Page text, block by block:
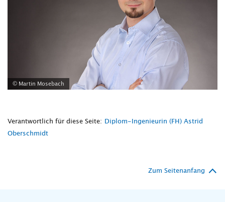
© Martin Mosebach
Verantwortlich für diese Seite:
Diplom-Ingenieurin (FH) Astrid
Oberschmidt
Zum Seitenanfang